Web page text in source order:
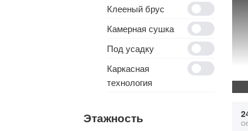
Клееный брус
Камерная сушка
Под усадку
Каркасная
технология
Этажность